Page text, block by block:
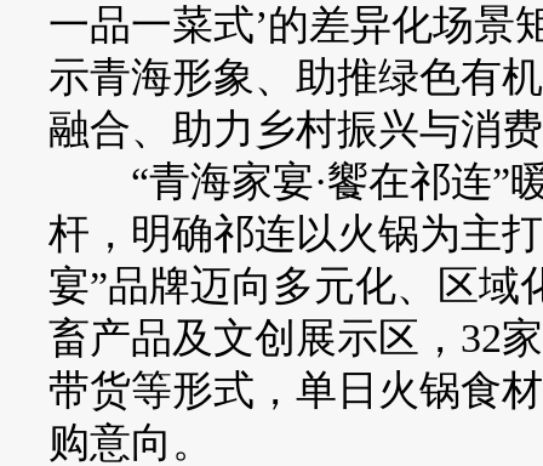
一品一菜式’的差异化场景
示青海形象、助推绿色有
融合、助力乡村振兴与消
“青海家宴·饗在祁连”
杆，明确祁连以火锅为主
宴”品牌迈向多元化、区域
畜产品及文创展示区，32
带货等形式，单日火锅食
购意向。